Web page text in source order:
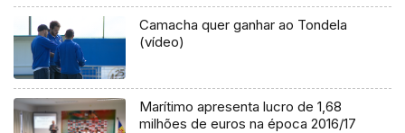
Camacha quer ganhar ao Tondela
(vídeo)
Marítimo apresenta lucro de 1,68
milhões de euros na época 2016/17